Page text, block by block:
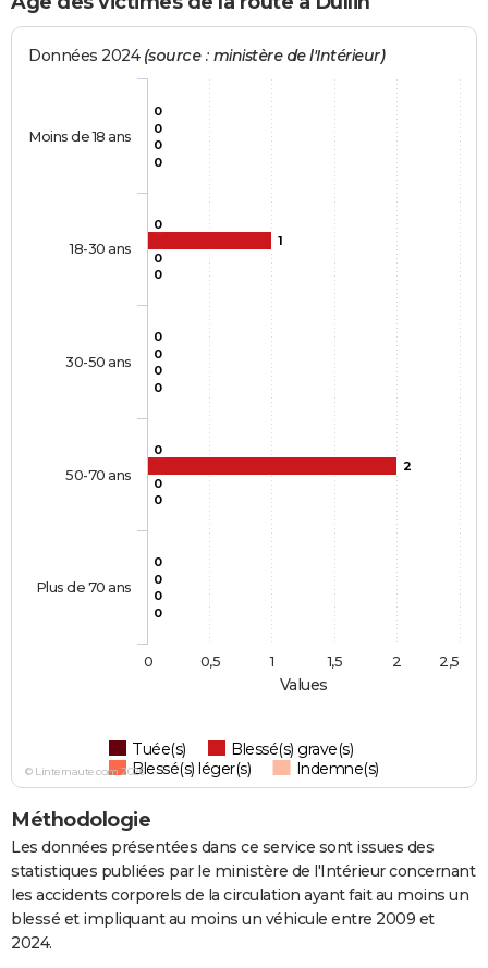
Values
Données 2024 (source : ministère de l'Intérieur)
0
0
0
0
0
0
1
0
2
0
0
0
0
0
0
0
0
0
0
0
Tuée(s)
Blessé(s) grave(s)
Blessé(s) léger(s)
Indemne(s)
Moins de 18 ans
18-30 ans
30-50 ans
50-70 ans
Plus de 70 ans
0 0,5 1 1,5 2 2,5
© Linternaute.com 2026
Méthodologie
Les données présentées dans ce service sont issues des
statistiques publiées par le ministère de l'Intérieur concernant
les accidents corporels de la circulation ayant fait au moins un
blessé et impliquant au moins un véhicule entre 2009 et
2024.